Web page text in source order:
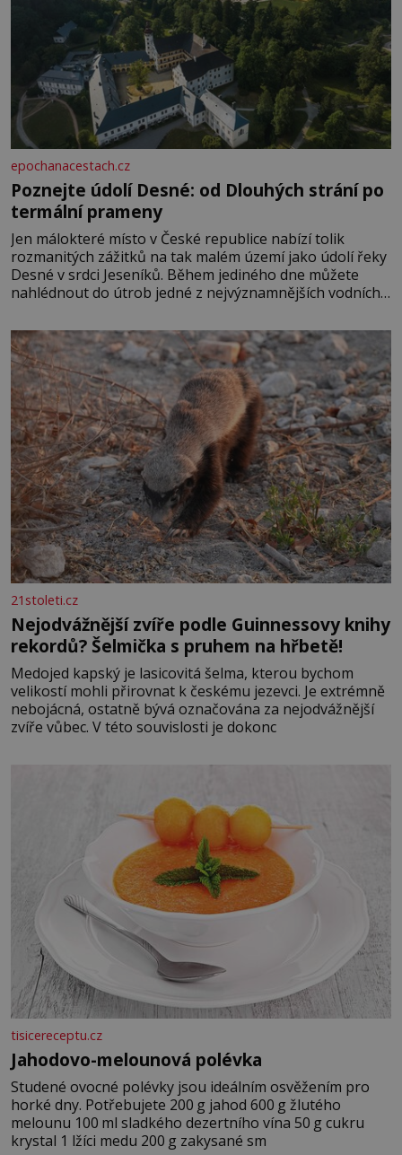
epochanacestach.cz
Poznejte údolí Desné: od Dlouhých strání po
termální prameny
Jen málokteré místo v České republice nabízí tolik
rozmanitých zážitků na tak malém území jako údolí řeky
Desné v srdci Jeseníků. Během jediného dne můžete
nahlédnout do útrob jedné z nejvýznamnějších vodních
se na koloběžce a den zakončit poznáváním památek ve
Velkých Losinách nebo v termálním
21stoleti.cz
Nejodvážnější zvíře podle Guinnessovy knihy
rekordů? Šelmička s pruhem na hřbetě!
Medojed kapský je lasicovitá šelma, kterou bychom
velikostí mohli přirovnat k českému jezevci. Je extrémně
nebojácná, ostatně bývá označována za nejodvážnější
zvíře vůbec. V této souvislosti je dokonc
tisicereceptu.cz
Jahodovo-melounová polévka
Studené ovocné polévky jsou ideálním osvěžením pro
horké dny. Potřebujete 200 g jahod 600 g žlutého
melounu 100 ml sladkého dezertního vína 50 g cukru
krystal 1 lžíci medu 200 g zakysané sm